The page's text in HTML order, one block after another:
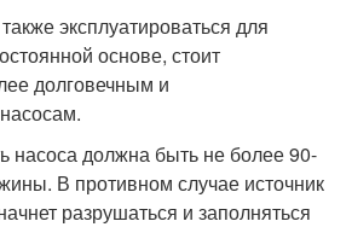
эксплуатироваться для
основе, стоит
долговечным и
насоса должна быть не более 90-
В противном случае источник
разрушаться и заполняться